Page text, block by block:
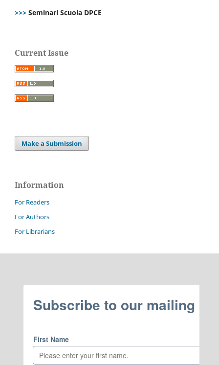
>>> Seminari Scuola DPCE
Current Issue
Make a Submission
Information
For Readers
For Authors
For Librarians